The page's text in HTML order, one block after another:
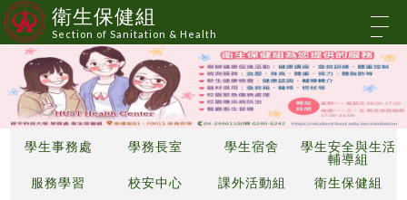
衛生保健組
Section of Sanitation & Health
學生事務處 學務長室 學生宿舍
學生安全與生活
輔導組
服務學習
校安中心 課外活動組 衛生保健組